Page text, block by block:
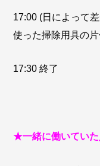
17:00 (日によって
使った掃除用具の
17:30 終了
★一緒に働いていた